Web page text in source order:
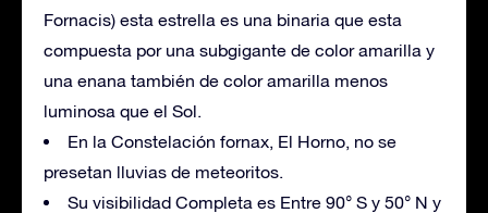
Fornacis) esta estrella es una binaria que esta
compuesta por una subgigante de color amarilla y
una enana también de color amarilla menos
luminosa que el Sol.
En la Constelación fornax, El Horno, no se
presetan lluvias de meteoritos.
Su visibilidad Completa es Entre 90° S y 50° N y